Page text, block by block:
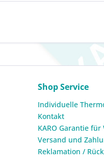
Shop Service
Individuelle
Kontakt
KARO Garantie
Versand und
Reklamation /